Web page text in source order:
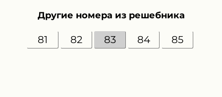
Другие номера из решебника
81 82 83 84 85